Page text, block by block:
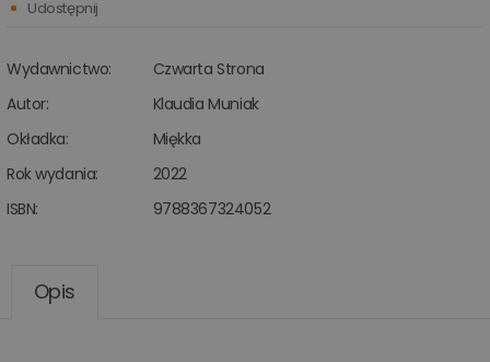
Wydawnictwo:
Czwarta Strona
Autor:
Klaudia Muniak
Okładka:
Miękka
Rok wydania:
2022
ISBN:
9788367324052
Udostępnij
Opis